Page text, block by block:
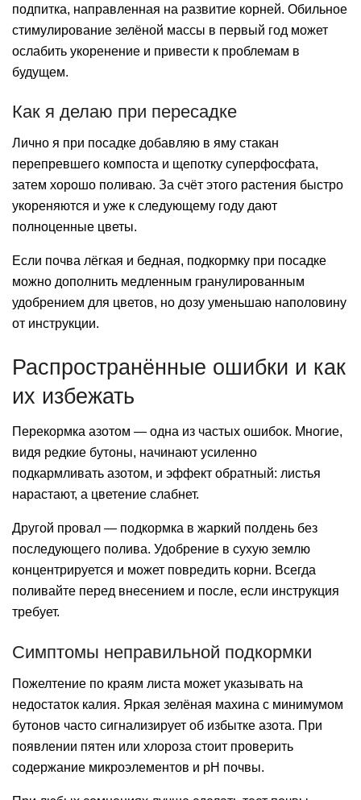
подпитка, направленная на развитие корней. Обильное
стимулирование зелёной массы в первый год может
ослабить укоренение и привести к проблемам в
будущем.
Как я делаю при пересадке
Лично я при посадке добавляю в яму стакан
перепревшего компоста и щепотку суперфосфата,
затем хорошо поливаю. За счёт этого растения быстро
укореняются и уже к следующему году дают
полноценные цветы.
Если почва лёгкая и бедная, подкормку при посадке
можно дополнить медленным гранулированным
удобрением для цветов, но дозу уменьшаю наполовину
от инструкции.
Распространённые ошибки и как
их избежать
Перекормка азотом — одна из частых ошибок. Многие,
видя редкие бутоны, начинают усиленно
подкармливать азотом, и эффект обратный: листья
нарастают, а цветение слабнет.
Другой провал — подкормка в жаркий полдень без
последующего полива. Удобрение в сухую землю
концентрируется и может повредить корни. Всегда
поливайте перед внесением и после, если инструкция
требует.
Симптомы неправильной подкормки
Пожелтение по краям листа может указывать на
недостаток калия. Яркая зелёная махина с минимумом
бутонов часто сигнализирует об избытке азота. При
появлении пятен или хлороза стоит проверить
содержание микроэлементов и pH почвы.